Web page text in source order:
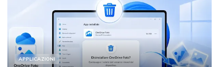
APPLICAZIONI